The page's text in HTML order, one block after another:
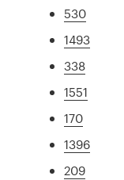
530
1493
338
1551
170
1396
209